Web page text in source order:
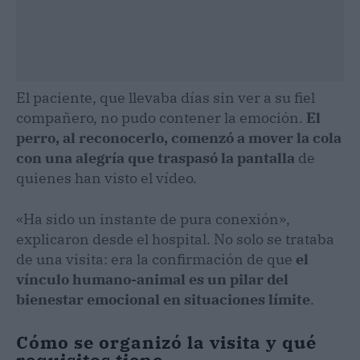
El paciente, que llevaba días sin ver a su fiel
compañero, no pudo contener la emoción. El
perro, al reconocerlo, comenzó a mover la cola
con una alegría que traspasó la pantalla de
quienes han visto el vídeo.
«Ha sido un instante de pura conexión»,
explicaron desde el hospital. No solo se trataba
de una visita: era la confirmación de que el
vínculo humano-animal es un pilar del
bienestar emocional en situaciones límite.
Cómo se organizó la visita y qué